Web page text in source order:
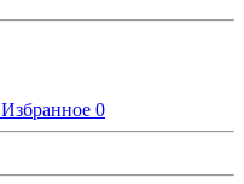
Избранное 0